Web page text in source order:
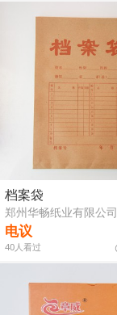
档案袋
郑州华畅纸业有限公司
电议
40人看过